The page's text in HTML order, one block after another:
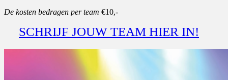
De kosten bedragen per team €10,-
SCHRIJF JOUW TEAM HIER IN!